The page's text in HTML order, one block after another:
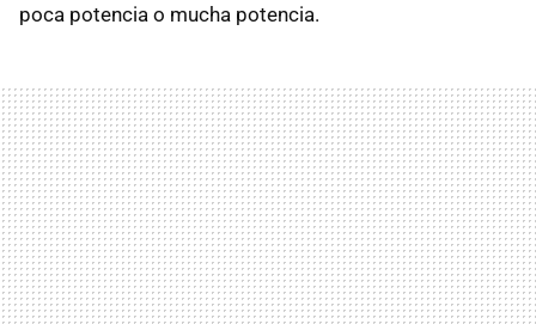
poca potencia o mucha potencia.